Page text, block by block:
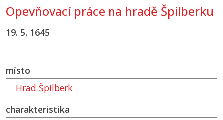
Opevňovací práce na hradě Špilberku
19. 5. 1645
místo
Hrad Špilberk
charakteristika